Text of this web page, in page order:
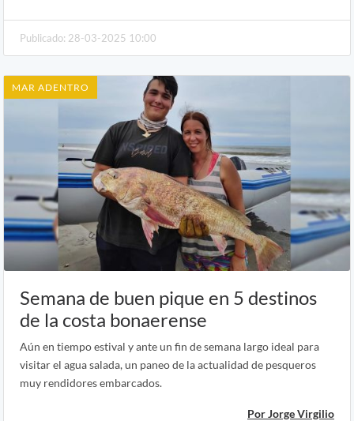
Publicado: 28-03-2025 10:00
MAR ADENTRO
Semana de buen pique en 5 destinos
de la costa bonaerense
Aún en tiempo estival y ante un fin de semana largo ideal para
visitar el agua salada, un paneo de la actualidad de pesqueros
muy rendidores embarcados.
Por Jorge Virgilio